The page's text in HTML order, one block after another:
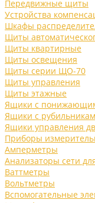
Передвижные щиты
Устройства
Шкафы
Щиты
Щиты квартирные
Щиты освещения
Щиты серии ЩО-70
Щиты управления
Щиты этажные
Ящики с
Ящики с
Ящики управления
Приборы
Амперметры
Анализаторы сети
Ваттметры
Вольтметры
Вспомогательные